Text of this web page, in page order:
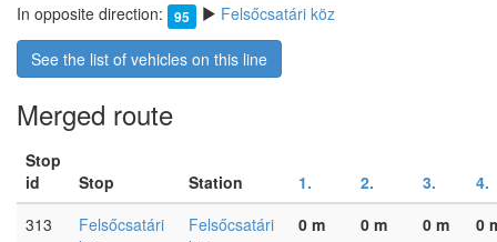
In opposite direction: 95 Felsőcsatári köz
See the list of vehicles on this line
Merged route
Stop
id
Stop Station 1. 2. 3.
4.
313
Felsőcsatári
Felsőcsatári
0 m 0 m 0 m 0